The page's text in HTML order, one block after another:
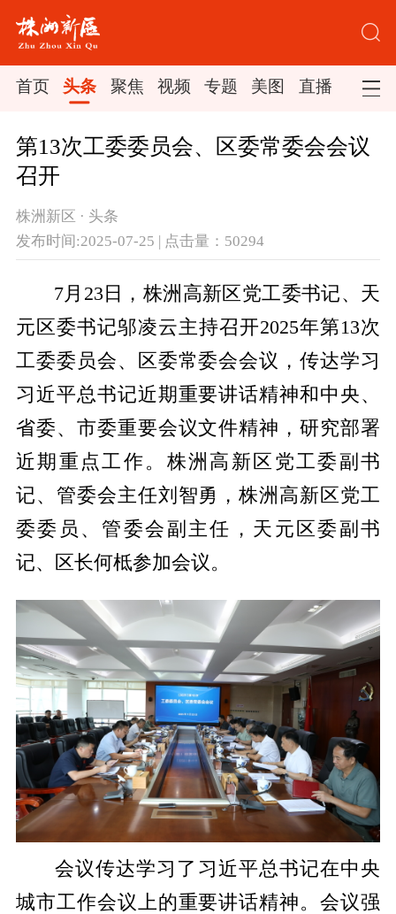
首页 头条 聚焦 视频 专题 美图 直播
第13次工委委员会、区委常委会会议
召开
株洲新区 · 头条
发布时间:2025-07-25 | 点击量：50294
7月23日，株洲高新区党工委书记、天
元区委书记邬凌云主持召开2025年第13次
工委委员会、区委常委会会议，传达学习
习近平总书记近期重要讲话精神和中央、
省委、市委重要会议文件精神，研究部署
近期重点工作。株洲高新区党工委副书
记、管委会主任刘智勇，株洲高新区党工
委委员、管委会副主任，天元区委副书
记、区长何柢参加会议。
​会议传达学习了习近平总书记在中央
城市工作会议上的重要讲话精神。会议强